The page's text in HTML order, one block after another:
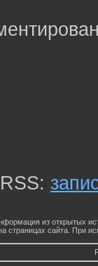
RSS:
из открытых
сайта. При